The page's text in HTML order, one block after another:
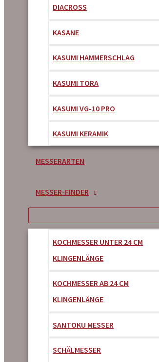
DIACROSS
KASANE
KASUMI HAMMERSCHLAG
KASUMI TORA
KASUMI VG-10 PRO
KASUMI KERAMIK
MESSERARTEN
MESSER-FINDER
KOCHMESSER UNTER 24 CM
KLINGENLÄNGE
KOCHMESSER AB 24 CM
KLINGENLÄNGE
SANTOKU MESSER
SCHÄLMESSER